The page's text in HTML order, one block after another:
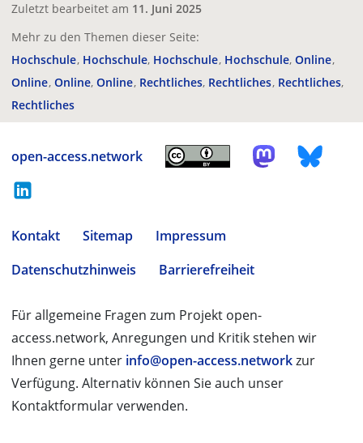
Zuletzt bearbeitet am 11. Juni 2025
Mehr zu den Themen dieser Seite:
Hochschule Hochschule Hochschule Hochschule Online
Online Online Online Rechtliches Rechtliches Rechtliches
Rechtliches
open-access.network
Kontakt Sitemap
Impressum
Datenschutzhinweis
Barrierefreiheit
Für allgemeine Fragen zum Projekt open-
access.network, Anregungen und Kritik stehen wir
Ihnen gerne unter info@open-access.networkzur
Verfügung. Alternativ können Sie auch unser
Kontaktformular verwenden.